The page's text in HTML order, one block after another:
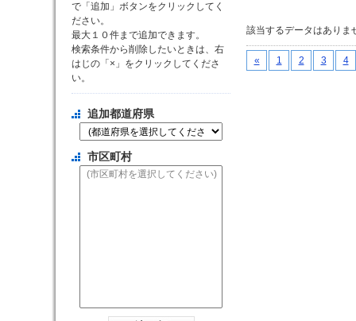
で「追加」ボタンをクリックしてく
ださい。
最大１０件まで追加できます。
検索条件から削除したいときは、右
はじの「×」をクリックしてくださ
い。
追加都道府県
市区町村
該当するデータはありま
« 1 2 3 4